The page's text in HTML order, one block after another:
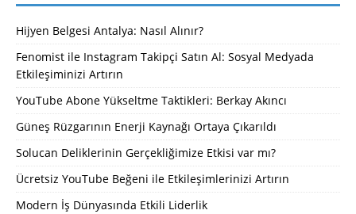
Hijyen Belgesi Antalya: Nasıl Alınır?
Fenomist ile Instagram Takipçi Satın Al: Sosyal Medyada
Etkileşiminizi Artırın
YouTube Abone Yükseltme Taktikleri: Berkay Akıncı
Güneş Rüzgarının Enerji Kaynağı Ortaya Çıkarıldı
Solucan Deliklerinin Gerçekliğimize Etkisi var mı?
Ücretsiz YouTube Beğeni ile Etkileşimlerinizi Artırın
Modern İş Dünyasında Etkili Liderlik